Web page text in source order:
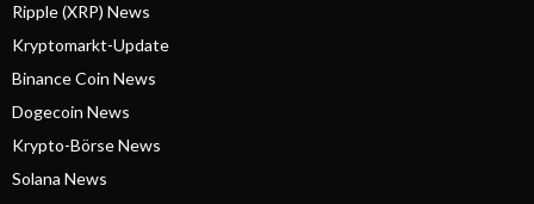
Ripple (XRP) News
Kryptomarkt-Update
Binance Coin News
Dogecoin News
Krypto-Börse News
Solana News